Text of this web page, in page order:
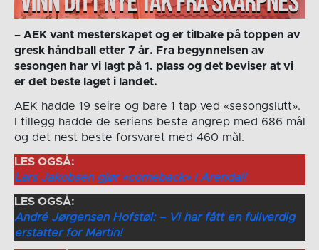
– AEK vant mesterskapet og er tilbake på toppen av
gresk håndball etter 7 år. Fra begynnelsen av
sesongen har vi lagt på 1. plass og det beviser at vi
er det beste laget i landet.
AEK hadde 19 seire og bare 1 tap ved «sesongslutt».
I tillegg hadde de seriens beste angrep med 686 mål
og det nest beste forsvaret med 460 mål.
LES OGSÅ:
Lars Jakobsen gjør «comeback» i Arendal!
LES OGSÅ:
André Jørgensen Hofstøl: – Vi har fått en fullverdig
erstatter for Martin!